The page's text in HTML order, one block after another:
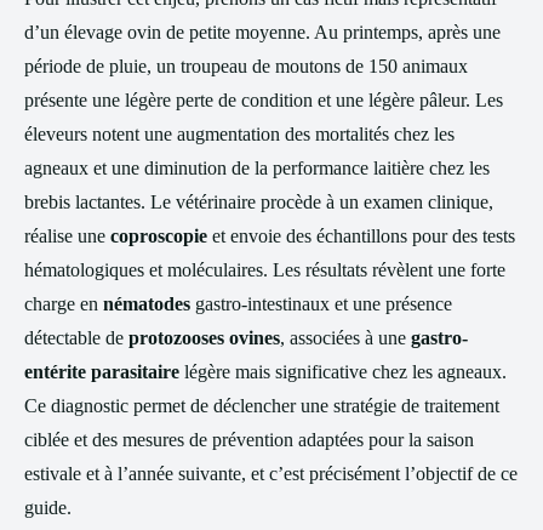
d’un élevage ovin de petite moyenne. Au printemps, après une
période de pluie, un troupeau de moutons de 150 animaux
présente une légère perte de condition et une légère pâleur. Les
éleveurs notent une augmentation des mortalités chez les
agneaux et une diminution de la performance laitière chez les
brebis lactantes. Le vétérinaire procède à un examen clinique,
réalise une coproscopie et envoie des échantillons pour des tests
hématologiques et moléculaires. Les résultats révèlent une forte
charge en nématodes gastro-intestinaux et une présence
détectable de protozooses ovines, associées à une gastro-
entérite parasitaire légère mais significative chez les agneaux.
Ce diagnostic permet de déclencher une stratégie de traitement
ciblée et des mesures de prévention adaptées pour la saison
estivale et à l’année suivante, et c’est précisément l’objectif de ce
guide.